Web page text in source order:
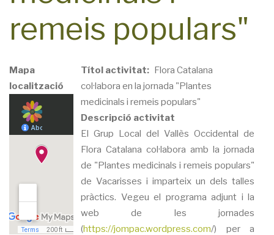
remeis populars"
Mapa
localització
Títol activitat
Flora Catalana
col·labora en la jornada "Plantes
medicinals i remeis populars"
Descripció activitat
El Grup Local del Vallès Occidental de
Flora Catalana col·labora amb la jornada
de "Plantes medicinals i remeis populars"
de Vacarisses i imparteix un dels talles
pràctics. Vegeu el programa adjunt i la
web de les jornades
(https://jompac.wordpress.com/) per a